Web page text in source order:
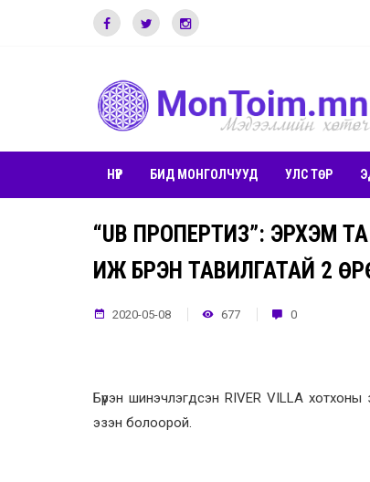
НҮҮР БИД МОНГОЛЧУУД УЛС ТӨР
“UB ПРОПЕРТИЗ”: ЭРХЭМ
ИЖ БҮРЭН ТАВИЛГАТАЙ 2
2020-05-08 677 0
Бүрэн шинэчлэгдсэн RIVER VILLA
эзэн болоорой.